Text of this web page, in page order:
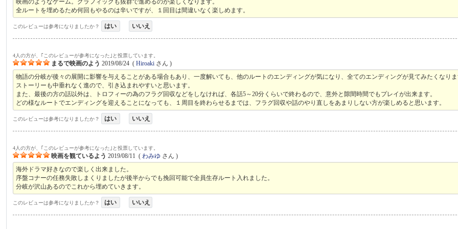
映画のようなゲーム。グラフィックも抜群で進めるのが楽しくなります。
全ルートを埋めるため何回もやるのは辛いですが、１回目は間違いなく楽しめます。
このレビューは参考になりましたか？ はい いいえ
4人の方が、｢このレビューが参考になった｣と投票しています。
まるで映画のよう 2019/08/24 (Hiroaki さん )
物語の分岐が後々の展開に影響を与えることがある場合もあり、一度解いても、他のルートのエンディングが気になり、全てのエンディングが見てみたくなり
ストーリーも中垂れなく進ので、引き込まれやすいと思います。
また、最後の方の話以外は、トロフィーの為のフラグ回収などをしなければ、各話5～20分くらいで終わるので、意外と隙間時間でもプレイが出来ます。
どの様なルートでエンディングを迎えることになっても、１周目を終わらせるまでは、フラグ回収や話のやり直しをあまりしない方が楽しめると思います。
このレビューは参考になりましたか？ はい いいえ
4人の方が、｢このレビューが参考になった｣と投票しています。
映画を観ているよう 2019/08/11 (わみゆ さん )
海外ドラマ好きなので楽しく出来ました。
序盤コナーの任務失敗しまくりましたが後半からでも挽回可能で全員生存ルート入れました。
分岐が沢山あるのでこれから埋めていきます。
このレビューは参考になりましたか？ はい いいえ